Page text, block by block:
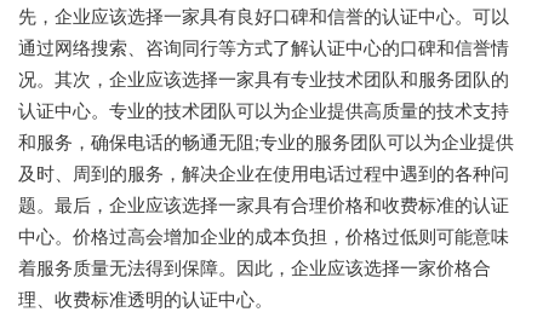
先，企业应该选择一家具有良好口碑和信誉的认证中心。可以
通过网络搜索、咨询同行等方式了解认证中心的口碑和信誉情
况。其次，企业应该选择一家具有专业技术团队和服务团队的
认证中心。专业的技术团队可以为企业提供高质量的技术支持
和服务，确保电话的畅通无阻;专业的服务团队可以为企业提供
及时、周到的服务，解决企业在使用电话过程中遇到的各种问
题。最后，企业应该选择一家具有合理价格和收费标准的认证
中心。价格过高会增加企业的成本负担，价格过低则可能意味
着服务质量无法得到保障。因此，企业应该选择一家价格合
理、收费标准透明的认证中心。